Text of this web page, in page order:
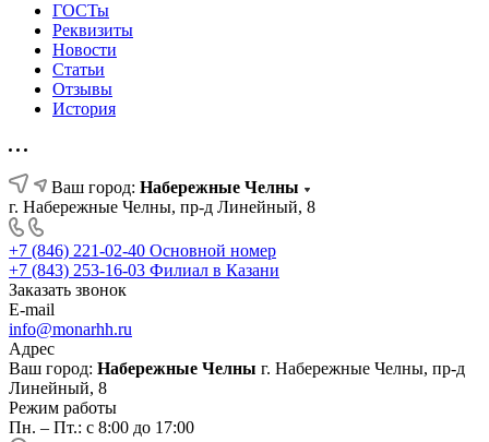
ГОСТы
Реквизиты
Новости
Статьи
Отзывы
История
Ваш город: Набережные Челны
г. Набережные Челны, пр-д Линейный, 8
+7 (846) 221-02-40 Основной номер
+7 (843) 253-16-03 Филиал в Казани
Заказать звонок
E-mail
info@monarhh.ru
Адрес
Ваш город: Набережные Челны г. Набережные Челны, пр-д
Линейный, 8
Режим работы
Пн. – Пт.: с 8:00 до 17:00